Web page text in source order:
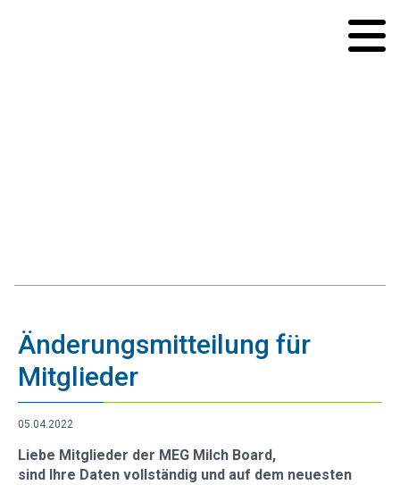
Änderungsmitteilung für
Mitglieder
05.04.2022
Liebe Mitglieder der MEG Milch Board,
sind Ihre Daten vollständig und auf dem neuesten